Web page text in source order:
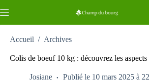
au
Accueil / Archives
Colis de boeuf 10 kg : découvrez les aspects
Josiane Publié le 10 mars 2025 à